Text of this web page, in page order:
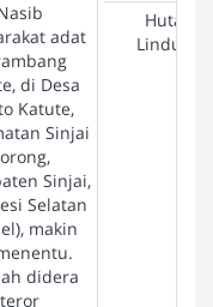
adat
di Desa
Katute,
Sinjai
Sinjai,
Selatan
makin
didera
teror
Hutan
Lindung